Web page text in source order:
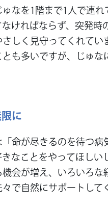
なを1階まで1人で連
ければならず、突発時
さしく見守ってくれて
も多いですが、じゅ
に
命が尽きるのを待つ
なことをやってほしい
機会が増え、いろいろ
で自然にサポートして